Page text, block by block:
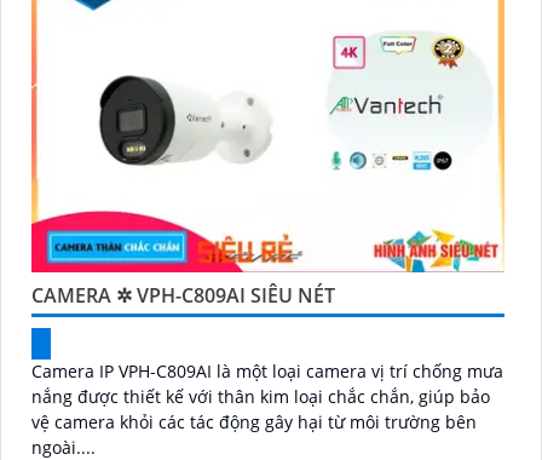
CAMERA ✲ VPH-C809AI SIÊU NÉT
Camera IP VPH-C809AI là một loại camera vị trí chống mưa
nắng được thiết kế với thân kim loại chắc chắn, giúp bảo
vệ camera khỏi các tác động gây hại từ môi trường bên
ngoài....